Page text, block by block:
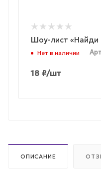
Шоу-лист «Найди
Нет в наличии
18 ₽/шт
ОПИСАНИЕ